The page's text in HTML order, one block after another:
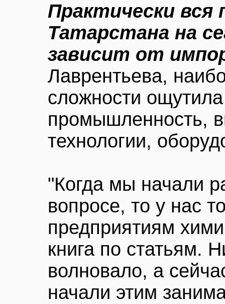
Практически
Татарстана на
зависит от
Лаврентьева,
сложности
промышленность,
технологии,
"Когда мы начали
вопросе, то у нас
предприятиям
книга по статьям.
волновало, а
начали этим